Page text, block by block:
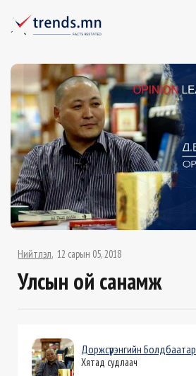
Нийтлэл 12 сарын 05, 2018
Улсын ой санамж
Доржсүрэнгийн Болдбаатар
Хятад судлаач